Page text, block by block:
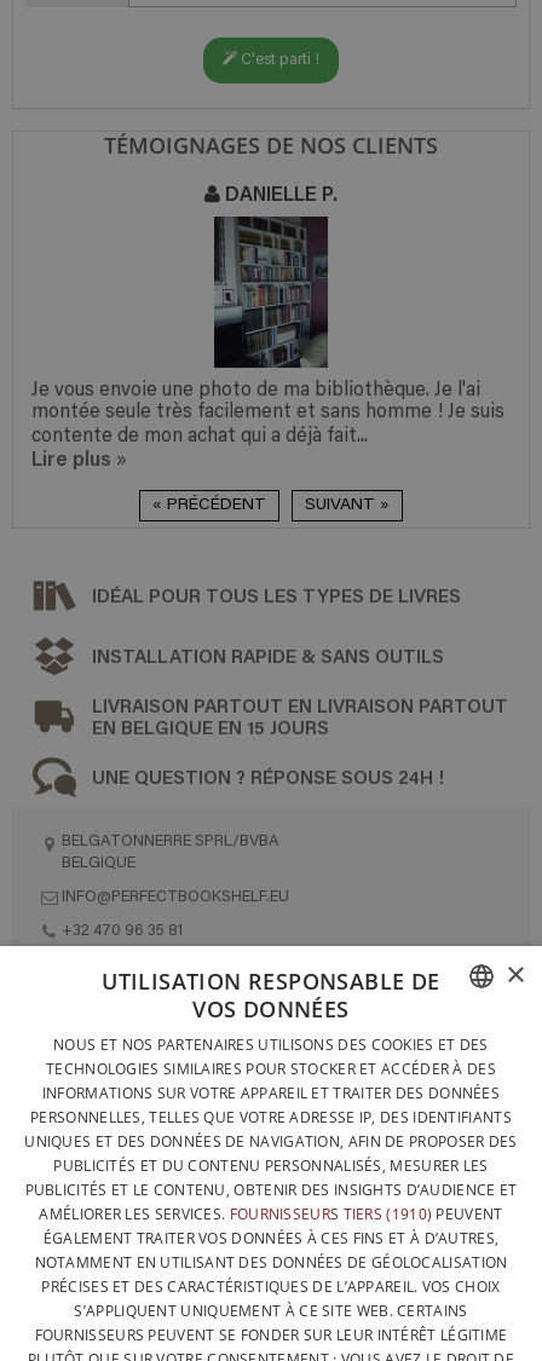
C'est parti !
TÉMOIGNAGES DE NOS CLIENTS
JEAN-FRANÇOIS L.
Je suis vraiment ravi de mon achat et trouve la
bibliothèque magnifique.
Lire plus »
« PRÉCÉDENT SUIVANT »
IDÉAL POUR TOUS LES TYPES DE LIVRES
INSTALLATION RAPIDE & SANS OUTILS
LIVRAISON PARTOUT EN LIVRAISON PARTOUT
EN BELGIQUE EN 15 JOURS
UNE QUESTION ? RÉPONSE SOUS 24H !
BELGATONNERRE SPRL/BVBA
BELGIQUE
INFO@PERFECTBOOKSHELF.EU
+32 470 96 35 81
CONTACTEZ-NOUS
PROTECTION DES DONNÉES
CONDITIONS GÉNÉRALES DE VENTE
SITEMAP
FRENCH
DUTCH
ENGLISH
×
UTILISATION RESPONSABLE DE
VOS DONNÉES
NOUS ET NOS PARTENAIRES UTILISONS DES COOKIES ET DES
TECHNOLOGIES SIMILAIRES POUR STOCKER ET ACCÉDER À DES
INFORMATIONS SUR VOTRE APPAREIL ET TRAITER DES DONNÉES
PERSONNELLES, TELLES QUE VOTRE ADRESSE IP, DES IDENTIFIANTS
UNIQUES ET DES DONNÉES DE NAVIGATION, AFIN DE PROPOSER DES
PUBLICITÉS ET DU CONTENU PERSONNALISÉS, MESURER LES
PUBLICITÉS ET LE CONTENU, OBTENIR DES INSIGHTS D’AUDIENCE ET
AMÉLIORER LES SERVICES. FOURNISSEURS TIERS (1910) PEUVENT
ÉGALEMENT TRAITER VOS DONNÉES À CES FINS ET À D’AUTRES,
NOTAMMENT EN UTILISANT DES DONNÉES DE GÉOLOCALISATION
PRÉCISES ET DES CARACTÉRISTIQUES DE L’APPAREIL. VOS CHOIX
S’APPLIQUENT UNIQUEMENT À CE SITE WEB. CERTAINS
FOURNISSEURS PEUVENT SE FONDER SUR LEUR INTÉRÊT LÉGITIME